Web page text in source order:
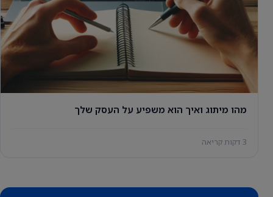
מהו מיתוג ואיך הוא משפיע על העסק שלך
3 דקות קריאה